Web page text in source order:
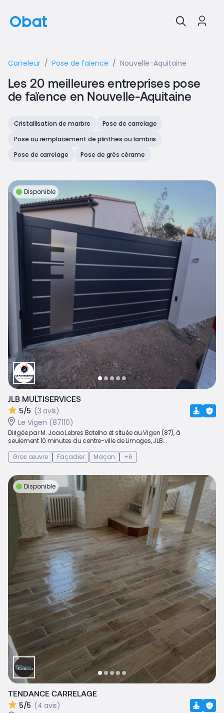
Carreleur Pose de faïence Nouvelle-Aquitaine
Les 20 meilleures entreprises pose
de faïence en Nouvelle-Aquitaine
Cristallisation de marbre
Pose de carrelage
Pose ou remplacement de plinthes ou lambris
Pose de carrelage
Pose de grès cérame
Disponible
JLB MULTISERVICES
5/5 (3 avis)
Le Vigen (87110)
Dirigée par M. Joao Lebres Botelho et située au Vigen (87), à
seulement 10 minutes du centre-ville de Limoges, JLB...
Gros œuvre
Façadier Maçon +6
Disponible
TENDANCE CARRELAGE
5/5 (4 avis)